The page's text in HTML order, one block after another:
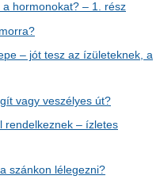
hormonokat? – 1. rész
– jót tesz az ízületeknek, a
vagy veszélyes út?
rendelkeznek – ízletes
szánkon lélegezni?